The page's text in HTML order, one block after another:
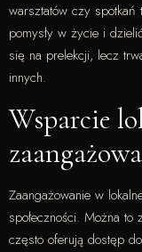
warsztatów czy
pomysły w życie i
się na prelekcji, lecz
innych.
Wsparcie
Zaangażowanie w
społeczności. Można
często oferują dostęp